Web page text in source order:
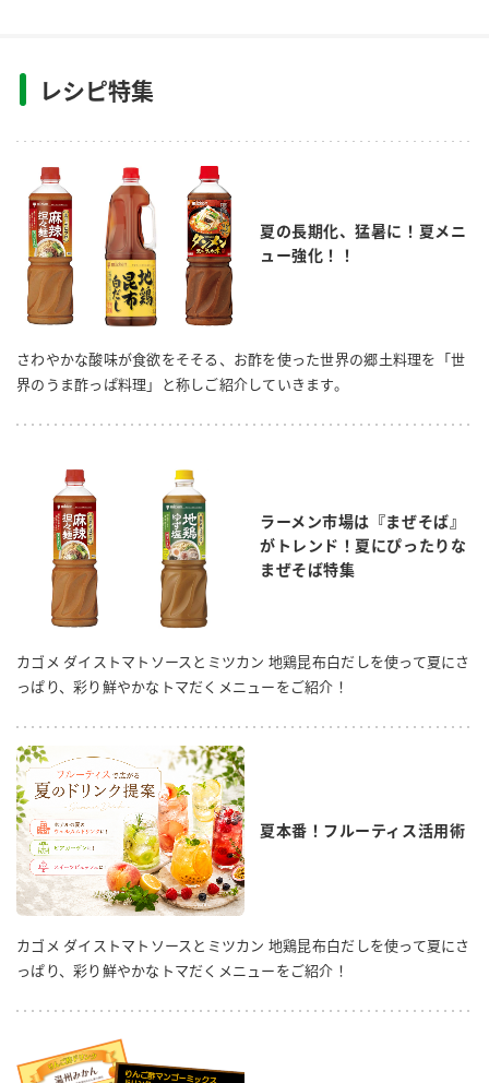
レシピ特集
夏の長期化、猛暑に！夏メニ
ュー強化！！
さわやかな酸味が食欲をそそる、お酢を使った世界の郷土料理を「世
界のうま酢っぱ料理」と称しご紹介していきます。
ラーメン市場は『まぜそば』
がトレンド！夏にぴったりな
まぜそば特集
カゴメ ダイストマトソースとミツカン 地鶏昆布白だしを使って夏にさ
っぱり、彩り鮮やかなトマだくメニューをご紹介！
夏本番！フルーティス活用術
カゴメ ダイストマトソースとミツカン 地鶏昆布白だしを使って夏にさ
っぱり、彩り鮮やかなトマだくメニューをご紹介！